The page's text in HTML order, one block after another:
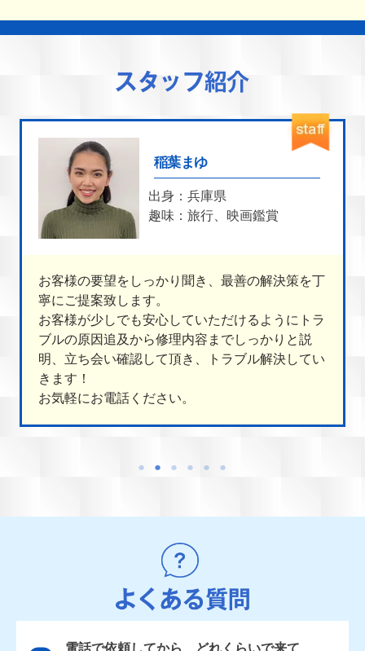
稲葉まゆ
出身：兵庫県
趣味：旅行、映画鑑賞
お客様の要望をしっかり聞き、最善の解決策を丁
寧にご提案致します。
お客様が少しでも安心していただけるようにトラ
ブルの原因追及から修理内容までしっかりと説
明、立ち会い確認して頂き、トラブル解決してい
きます！
お気軽にお電話ください。